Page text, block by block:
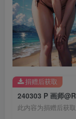
240303 P 画师
此内容为捐赠后获
捐赠后获取